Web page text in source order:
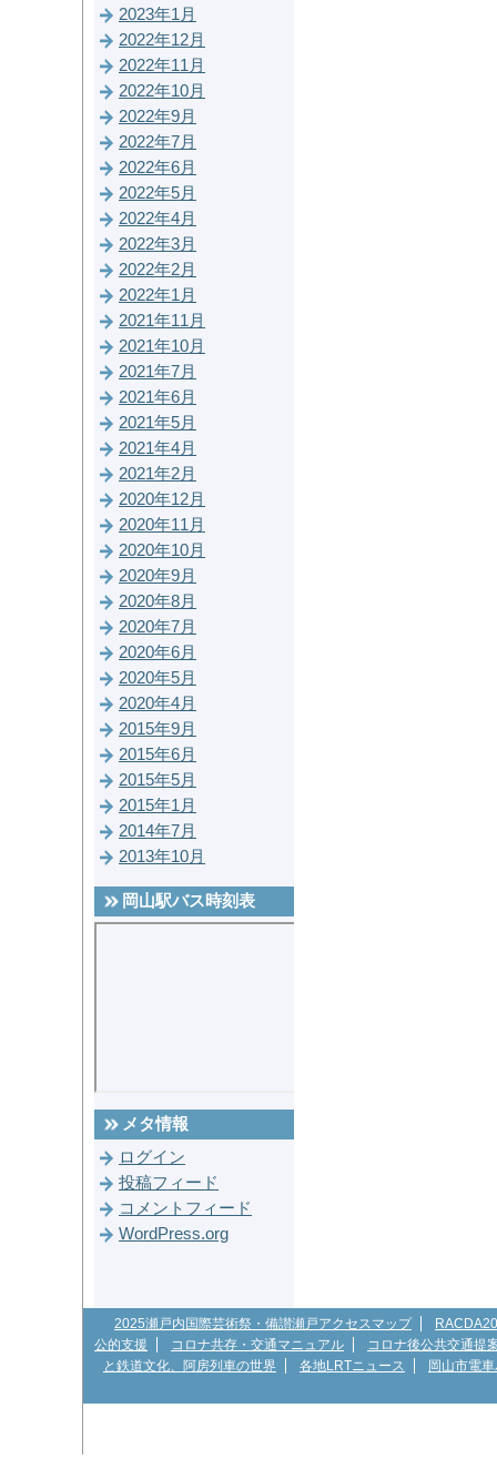
2023年1月
2022年12月
2022年11月
2022年10月
2022年9月
2022年7月
2022年6月
2022年5月
2022年4月
2022年3月
2022年2月
2022年1月
2021年11月
2021年10月
2021年7月
2021年6月
2021年5月
2021年4月
2021年2月
2020年12月
2020年11月
2020年10月
2020年9月
2020年8月
2020年7月
2020年6月
2020年5月
2020年4月
2015年9月
2015年6月
2015年5月
2015年1月
2014年7月
2013年10月
岡山駅バス時刻表
メタ情報
ログイン
投稿フィード
コメントフィード
WordPress.org
2025瀬戸内国際芸術祭・備讃瀬戸アクセスマップ
公的支援
コロナ共存・交通マニュアル
コロナ後公共交通提
と鉄道文化、阿房列車の世界
各地LRTニュース 岡山市電